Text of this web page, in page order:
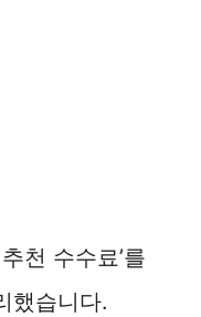
천 수수료’를
했습니다.